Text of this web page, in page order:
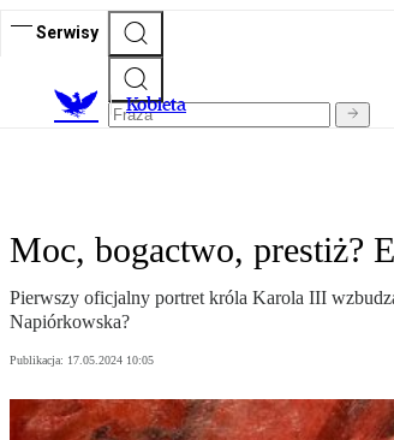
Serwisy
Kobieta
Moc, bogactwo, prestiż?
Pierwszy oficjalny portret króla Karola III
Napiórkowska?
Publikacja: 17.05.2024 10:05